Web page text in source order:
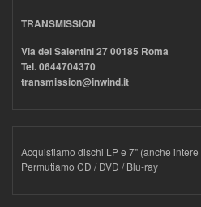
TRANSMISSION
Via dei Salentini 27 00185 Roma
Tel. 0644704370
transmission@inwind.it
Acquistiamo dischi LP e 7" (anche
Permutiamo CD / DVD / Blu-ray